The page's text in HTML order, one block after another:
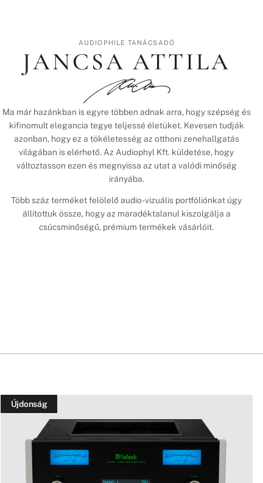
AUDIOPHILE TANÁCSADÓ
JANCSA ATTILA
Ma már hazánkban is egyre többen adnak arra, hogy szépség és
kifinomult elegancia tegye teljessé életüket. Kevesen tudják
azonban, hogy ez a tökéletesség az otthoni zenehallgatás
világában is elérhető. Az Audiophyl Kft. küldetése, hogy
változtasson ezen és megnyissa az utat a valódi minőség
irányába.
Több száz terméket felölelő audio-vizuális portfóliónkat úgy
állítottuk össze, hogy az maradéktalanul kiszolgálja a
csúcsminőségű, prémium termékek vásárlóit.
Újdonság